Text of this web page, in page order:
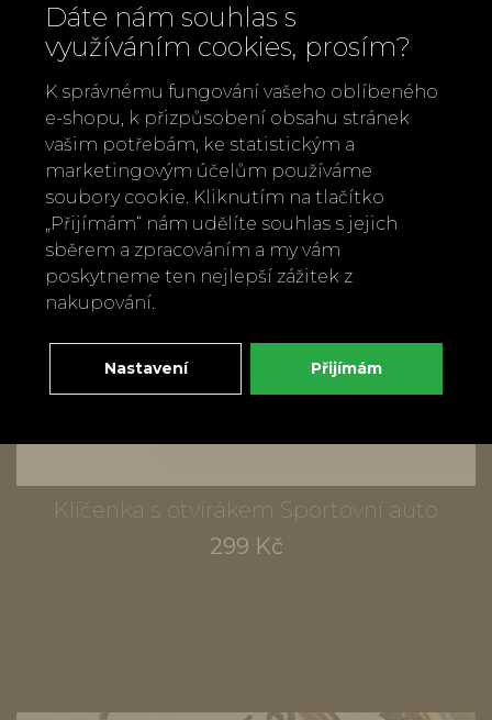
Klíčenka s otvírákem Sportovní auto
299 Kč
Dáte nám souhlas s
využíváním cookies, prosím?
K správnému fungování vašeho oblíbeného
e-shopu, k přizpůsobení obsahu stránek
vašim potřebám, ke statistickým a
marketingovým účelům používáme
soubory cookie. Kliknutím na tlačítko
„Přijímám“ nám udělíte souhlas s jejich
sběrem a zpracováním a my vám
poskytneme ten nejlepší zážitek z
nakupování.
Nastavení Přijímám